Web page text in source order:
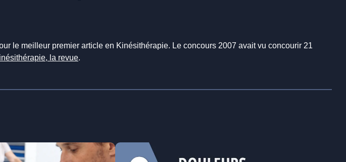
le meilleur premier article en Kinésithérapie. Le concours 2007 avait vu concourir 21
la revue.